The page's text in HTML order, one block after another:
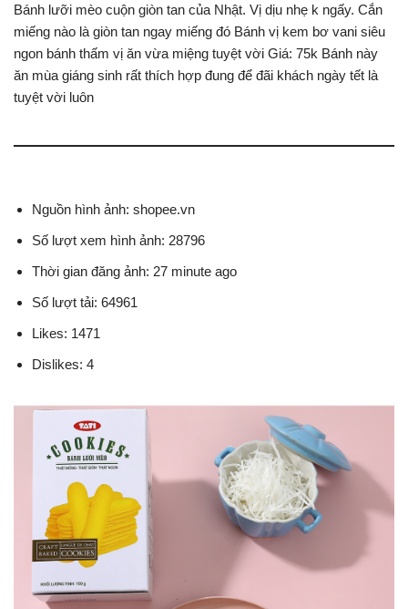
Bánh lưỡi mèo cuộn giòn tan của Nhật. Vị dịu nhẹ k ngấy. Cắn
miếng nào là giòn tan ngay miếng đó Bánh vị kem bơ vani siêu
ngon bánh thấm vị ăn vừa miệng tuyệt vời Giá: 75k Bánh này
ăn mùa giáng sinh rất thích hợp đung để đãi khách ngày tết là
tuyệt vời luôn
Nguồn hình ảnh: shopee.vn
Số lượt xem hình ảnh: 28796
Thời gian đăng ảnh: 27 minute ago
Số lượt tải: 64961
Likes: 1471
Dislikes: 4